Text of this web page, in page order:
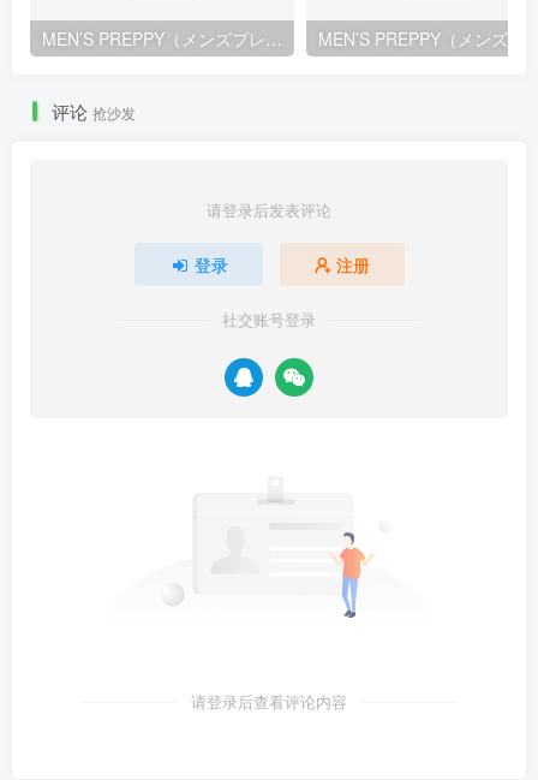
MEN’S PREPPY（メンズプレッピー）2026年1月号
评论 抢沙发
请登录后发表评论
登录 注册
社交账号登录
请登录后查看评论内容